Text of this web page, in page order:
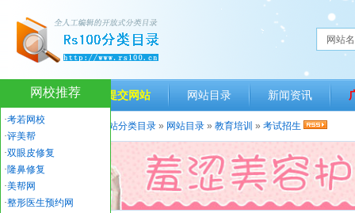
网站
网站首页 提交网站 网站目录 新闻资讯
当前位置： 人生一百网站分类目录 » 网站目录 » 教育培训 » 考试招生
网校推荐
·考若网校
·评美帮
·双眼皮修复
·隆鼻修复
·美帮网
·整形医生预约网